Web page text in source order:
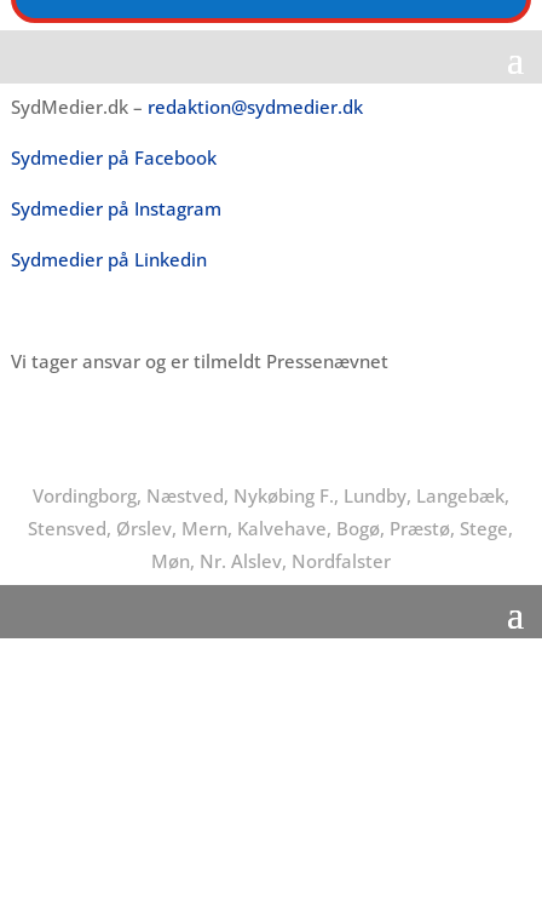
SydMedier.dk – redaktion@sydmedier.dk
Sydmedier på Facebook
Sydmedier på Instagram
Sydmedier på Linkedin
Vi tager ansvar og er tilmeldt Pressenævnet
Vordingborg, Næstved, Nykøbing F., Lundby, Langebæk,
Stensved, Ørslev, Mern, Kalvehave, Bogø, Præstø, Stege,
Møn, Nr. Alslev, Nordfalster